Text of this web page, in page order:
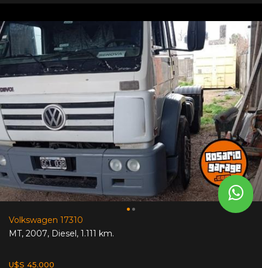
Volkswagen 17310
MT, 2007, Diesel, 1.111 km.
U$S 45.000